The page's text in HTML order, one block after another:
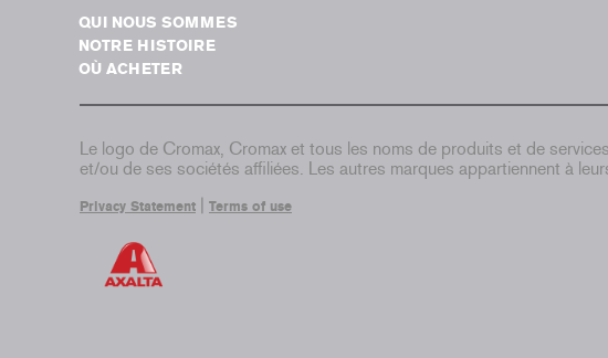
QUI NOUS SOMMES
NOTRE HISTOIRE
OÙ ACHETER
Le logo de Cromax, Cromax et tous les noms de produits et de
et/ou de ses sociétés affiliées. Les autres marques appartiennent à
Privacy Statement Terms of use